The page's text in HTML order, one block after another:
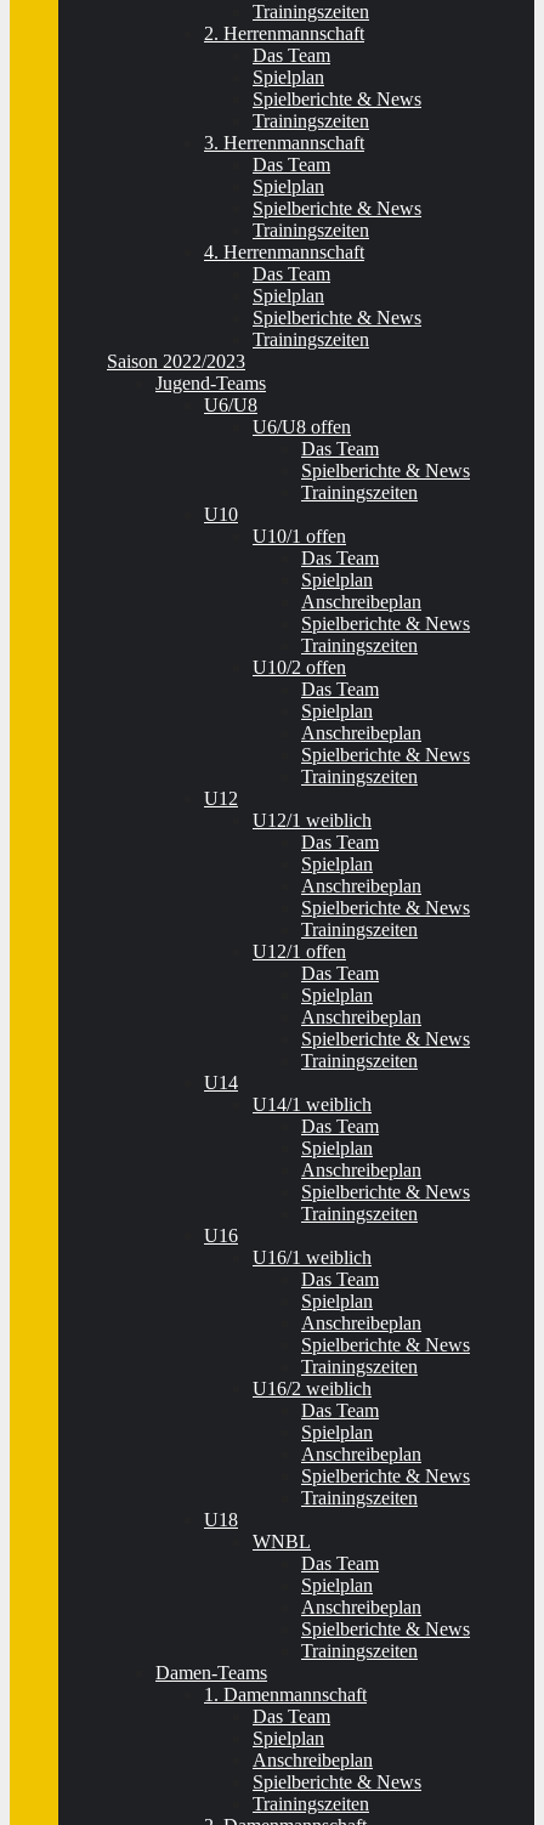
Trainingszeiten
2. Herrenmannschaft
Das Team
Spielplan
Spielberichte & News
Trainingszeiten
3. Herrenmannschaft
Das Team
Spielplan
Spielberichte & News
Trainingszeiten
4. Herrenmannschaft
Das Team
Spielplan
Spielberichte & News
Trainingszeiten
Saison 2022/2023
Jugend-Teams
U6/U8
U6/U8 offen
Das Team
Spielberichte & News
Trainingszeiten
U10
U10/1 offen
Das Team
Spielplan
Anschreibeplan
Spielberichte & News
Trainingszeiten
U10/2 offen
Das Team
Spielplan
Anschreibeplan
Spielberichte & News
Trainingszeiten
U12
U12/1 weiblich
Das Team
Spielplan
Anschreibeplan
Spielberichte & News
Trainingszeiten
U12/1 offen
Das Team
Spielplan
Anschreibeplan
Spielberichte & News
Trainingszeiten
U14
U14/1 weiblich
Das Team
Spielplan
Anschreibeplan
Spielberichte & News
Trainingszeiten
U16
U16/1 weiblich
Das Team
Spielplan
Anschreibeplan
Spielberichte & News
Trainingszeiten
U16/2 weiblich
Das Team
Spielplan
Anschreibeplan
Spielberichte & News
Trainingszeiten
U18
WNBL
Das Team
Spielplan
Anschreibeplan
Spielberichte & News
Trainingszeiten
Damen-Teams
1. Damenmannschaft
Das Team
Spielplan
Anschreibeplan
Spielberichte & News
Trainingszeiten